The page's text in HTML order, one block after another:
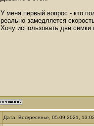
У меня первый вопрос - кто
реально замедляется
Хочу использовать две симки
Дата: Воскресенье, 05.09.2021,